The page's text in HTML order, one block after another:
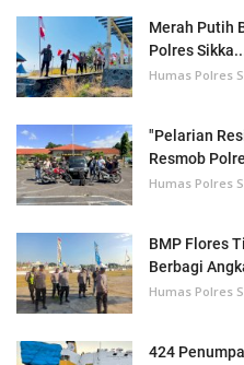
Merah Putih
Polres
Humas Polres
"Pelarian
Resmob
Humas Polres
BMP Flores
Berbagi
Humas Polres
424